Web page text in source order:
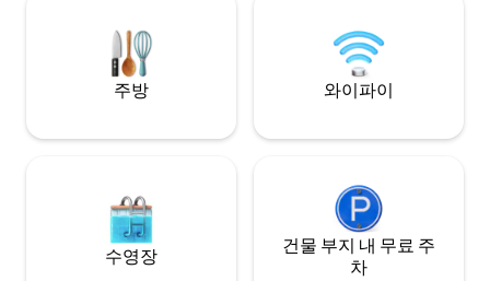
주방 와이파이
수영장
건물 부지 내 무료 주
차